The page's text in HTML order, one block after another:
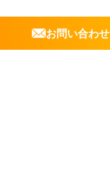
お問い合わせ